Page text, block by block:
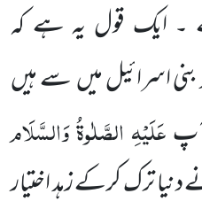
۔ ایک قول یہ ہے کہ
بنی اسرائیل میںسے ہیں
عَلَیْہِ الصَّلٰوۃُ وَالسَّلَام
ترک کرکے زہد اختیار